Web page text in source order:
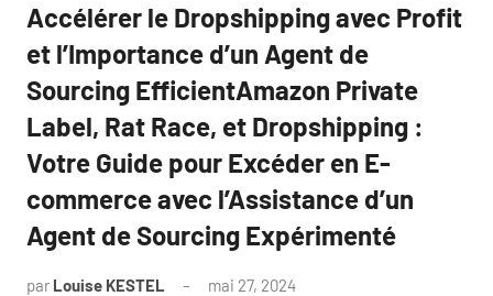
Accélérer le Dropshipping avec Profit
et l’Importance d’un Agent de
Sourcing EfficientAmazon Private
Label, Rat Race, et Dropshipping :
Votre Guide pour Excéder en E-
commerce avec l’Assistance d’un
Agent de Sourcing Expérimenté
par Louise KESTEL mai 27, 2024